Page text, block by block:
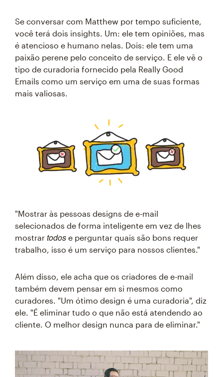
Se conversar com Matthew por tempo suficiente,
você terá dois insights. Um: ele tem opiniões, mas
é atencioso e humano nelas. Dois: ele tem uma
paixão perene pelo conceito de serviço. E ele vê o
tipo de curadoria fornecido pela Really Good
Emails como um serviço em uma de suas formas
mais valiosas.
"Mostrar às pessoas designs de e-mail
selecionados de forma inteligente em vez de lhes
mostrar todos e perguntar quais são bons requer
trabalho, isso é um serviço para nossos clientes."
Além disso, ele acha que os criadores de e-mail
também devem pensar em si mesmos como
curadores. "Um ótimo design é uma curadoria", diz
ele. "É eliminar tudo o que não está atendendo ao
cliente. O melhor design nunca para de eliminar."